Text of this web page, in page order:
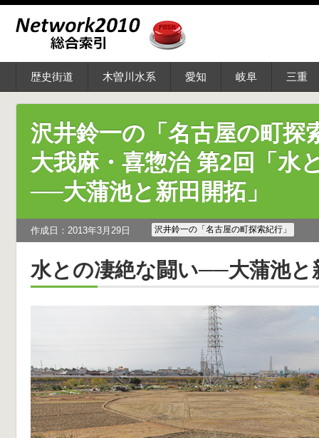
歴史街道 木曽川水系 愛知 岐阜 三重
沢井鈴一の「名古屋の町探
大我麻・喜惣治 第2回「水
──大蒲池と新田開拓」
作成日：2013年3月29日 沢井鈴一の「名古屋の町探索紀行」
水との凄絶な闘い──大蒲池と